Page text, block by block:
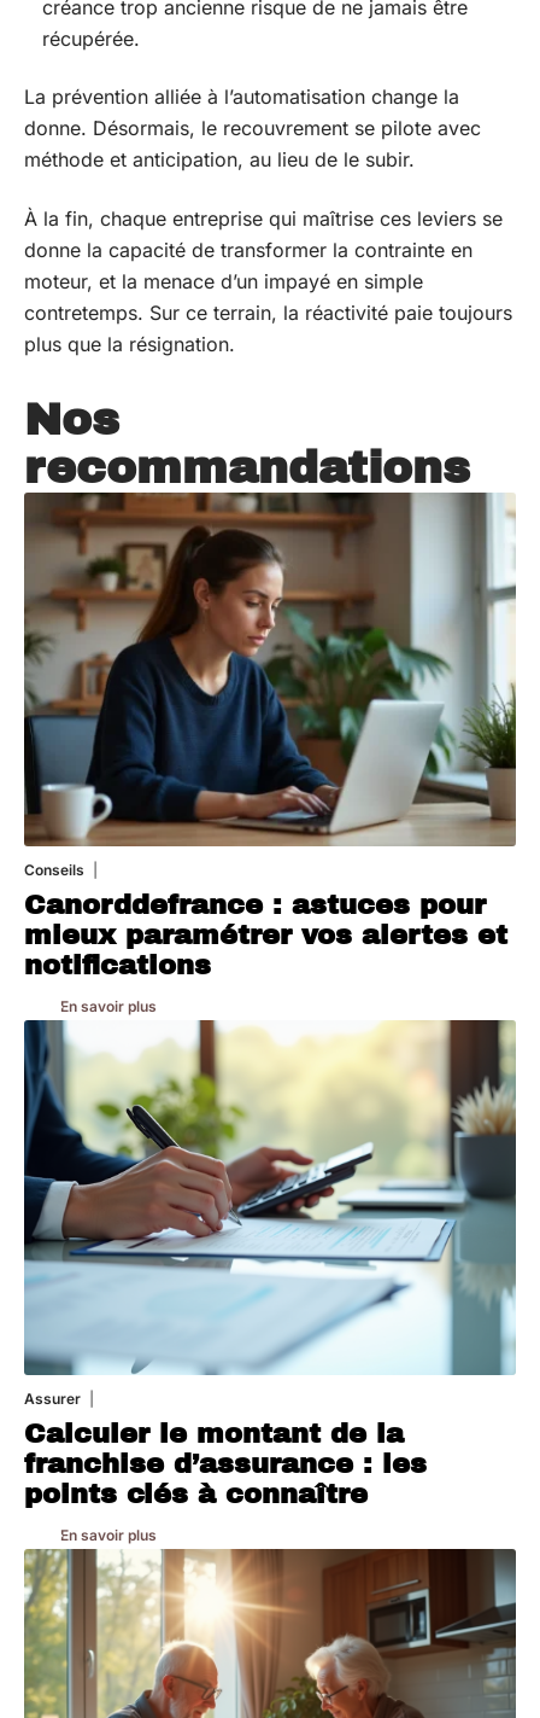
créance trop ancienne risque de ne jamais être
récupérée.
La prévention alliée à l’automatisation change la
donne. Désormais, le recouvrement se pilote avec
méthode et anticipation, au lieu de le subir.
À la fin, chaque entreprise qui maîtrise ces leviers se
donne la capacité de transformer la contrainte en
moteur, et la menace d’un impayé en simple
contretemps. Sur ce terrain, la réactivité paie toujours
plus que la résignation.
Nos
recommandations
Conseils
Canorddefrance : astuces pour
mieux paramétrer vos alertes et
notifications
En savoir plus
Assurer
Calculer le montant de la
franchise d’assurance : les
points clés à connaître
En savoir plus